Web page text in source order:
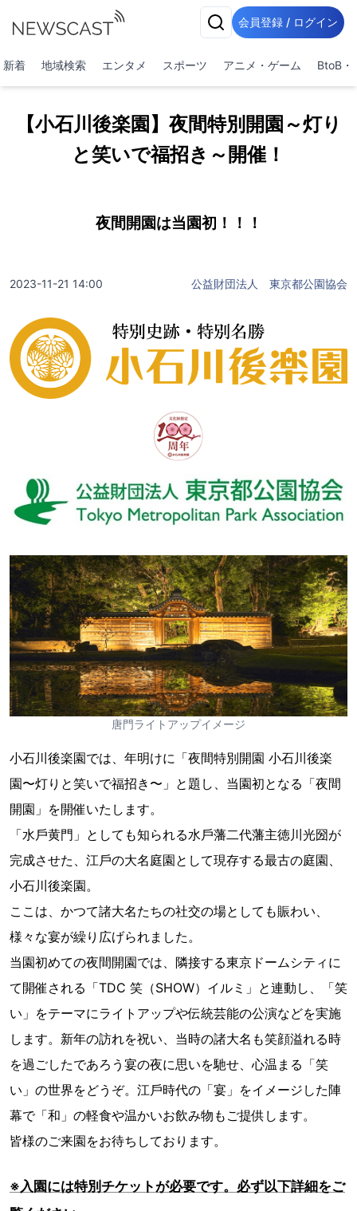
会員登録 / ログイン
新着 地域検索 エンタメ スポーツ アニメ・ゲーム BtoB・
【小石川後楽園】夜間特別開園～灯り
と笑いで福招き～開催！
夜間開園は当園初！！！
2023-11-21 14:00 公益財団法人 東京都公園協会
唐門ライトアップイメージ
⼩⽯川後楽園では、年明けに「夜間特別開園 ⼩⽯川後楽
園〜灯りと笑いで福招き〜」と題し、当園初となる「夜間
開園」を開催いたします。
「⽔⼾⻩⾨」としても知られる⽔⼾藩⼆代藩主徳川光圀が
完成させた、江⼾の⼤名庭園として現存する最古の庭園、
⼩⽯川後楽園。
ここは、かつて諸⼤名たちの社交の場としても賑わい、
様々な宴が繰り広げられました。
当園初めての夜間開園では、隣接する東京ドームシティに
て開催される「TDC 笑（SHOW）イルミ」と連動し、「笑
い」をテーマにライトアップや伝統芸能の公演などを実施
します。新年の訪れを祝い、当時の諸⼤名も笑顔溢れる時
を過ごしたであろう宴の夜に思いを馳せ、⼼温まる「笑
い」の世界をどうぞ。江⼾時代の「宴」をイメージした陣
幕で「和」の軽⾷や温かいお飲み物もご提供します。
皆様のご来園をお待ちしております。
※入園には特別チケットが必要です。必ず以下詳細をご